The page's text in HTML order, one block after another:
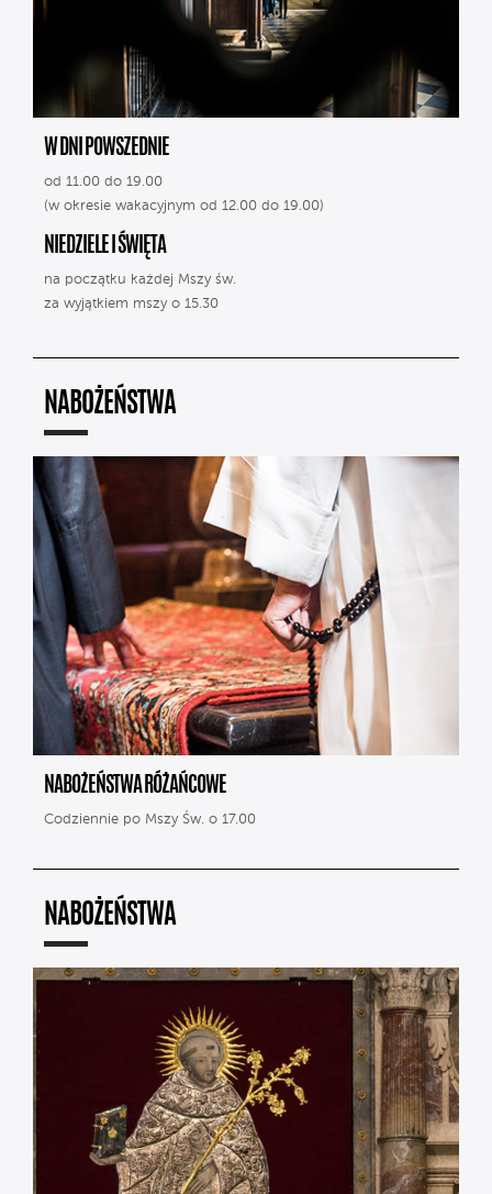
W DNI POWSZEDNIE
od 11.00 do 19.00
(w okresie wakacyjnym od 12.00 do 19.00)
NIEDZIELE I ŚWIĘTA
na początku każdej Mszy św.
za wyjątkiem mszy o 15.30
NABOŻEŃSTWA
NABOŻEŃSTWA RÓŻAŃCOWE
Codziennie po Mszy Św. o 17.00
NABOŻEŃSTWA